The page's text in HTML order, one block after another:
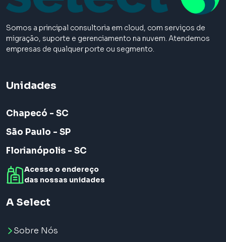
Somos a principal consultoria em cloud, com serviços de
migração, suporte e gerenciamento na nuvem. Atendemos
empresas de qualquer porte ou segmento.
Unidades
Chapecó - SC
São Paulo - SP
Florianópolis - SC
Acesse o endereço
das nossas unidades
A Select
Sobre Nós